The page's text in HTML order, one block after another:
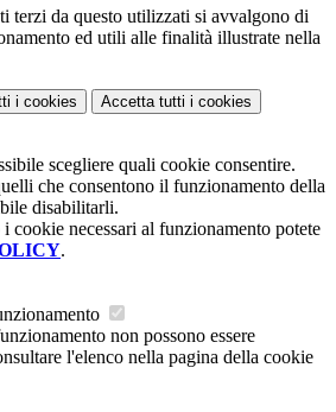
terzi da questo utilizzati si avvalgono di
ed utili alle finalità illustrate nella
i cookies Accetta tutti i cookies
scegliere quali cookie consentire.
che consentono il funzionamento della
disabilitarli.
cookie necessari al funzionamento potete
.
non possono essere
l'elenco nella pagina della cookie